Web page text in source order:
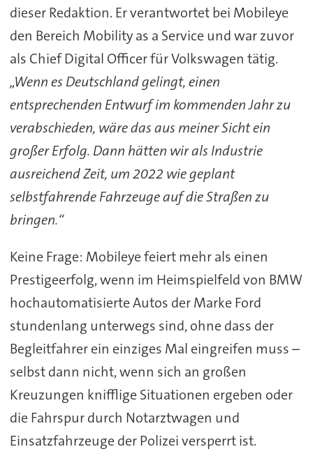
dieser Redaktion. Er verantwortet bei Mobileye
den Bereich Mobility as a Service und war zuvor
als Chief Digital Officer für Volkswagen tätig.
„Wenn es Deutschland gelingt, einen
entsprechenden Entwurf im kommenden Jahr zu
verabschieden, wäre das aus meiner Sicht ein
großer Erfolg. Dann hätten wir als Industrie
ausreichend Zeit, um 2022 wie geplant
selbstfahrende Fahrzeuge auf die Straßen zu
bringen.“
Keine Frage: Mobileye feiert mehr als einen
Prestigeerfolg, wenn im Heimspielfeld von BMW
hochautomatisierte Autos der Marke Ford
stundenlang unterwegs sind, ohne dass der
Begleitfahrer ein einziges Mal eingreifen muss –
selbst dann nicht, wenn sich an großen
Kreuzungen knifflige Situationen ergeben oder
die Fahrspur durch Notarztwagen und
Einsatzfahrzeuge der Polizei versperrt ist.